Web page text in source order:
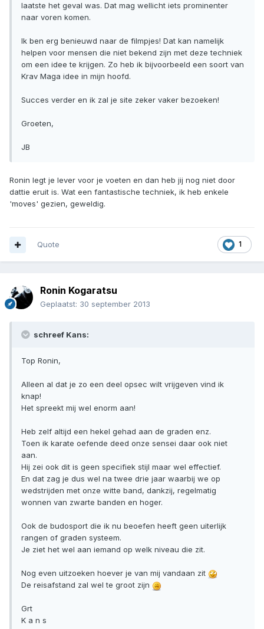
laatste het geval was. Dat mag wellicht iets prominenter
naar voren komen.
Ik ben erg benieuwd naar de filmpjes! Dat kan namelijk
helpen voor mensen die niet bekend zijn met deze techniek
om een idee te krijgen. Zo heb ik bijvoorbeeld een soort van
Krav Maga idee in mijn hoofd.
Succes verder en ik zal je site zeker vaker bezoeken!
Groeten,
JB
Ronin legt je lever voor je voeten en dan heb jij nog niet door
dattie eruit is. Wat een fantastische techniek, ik heb enkele
'moves' gezien, geweldig.
1
Quote
Ronin Kogaratsu
Geplaatst: 30 september 2013
schreef Kans:
Top Ronin,
Alleen al dat je zo een deel opsec wilt vrijgeven vind ik
knap!
Het spreekt mij wel enorm aan!
Heb zelf altijd een hekel gehad aan de graden enz.
Toen ik karate oefende deed onze sensei daar ook niet
aan.
Hij zei ook dit is geen specifiek stijl maar wel effectief.
En dat zag je dus wel na twee drie jaar waarbij we op
wedstrijden met onze witte band, dankzij, regelmatig
wonnen van zwarte banden en hoger.
Ook de budosport die ik nu beoefen heeft geen uiterlijk
rangen of graden systeem.
Je ziet het wel aan iemand op welk niveau die zit.
Nog even uitzoeken hoever je van mij vandaan zit
De reisafstand zal wel te groot zijn
Grt
K a n s